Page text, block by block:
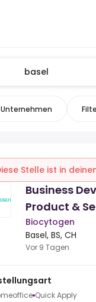
Unternehmen
Stelle ist in
Business
Product &
Biocytogen
Basel, BS, CH
Vor 9 Tagen
Quick Apply